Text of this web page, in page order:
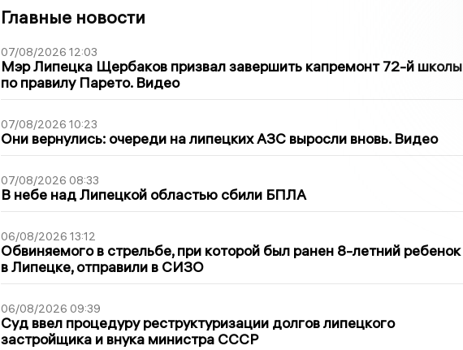
Главные новости
07/08/2026 12:03
Мэр Липецка Щербаков призвал завершить капремонт 72-й школы
по правилу Парето. Видео
07/08/2026 10:23
Они вернулись: очереди на липецких АЗС выросли вновь. Видео
07/08/2026 08:33
В небе над Липецкой областью сбили БПЛА
06/08/2026 13:12
Обвиняемого в стрельбе, при которой был ранен 8-летний ребенок
в Липецке, отправили в СИЗО
06/08/2026 09:39
Суд ввел процедуру реструктуризации долгов липецкого
застройщика и внука министра СССР